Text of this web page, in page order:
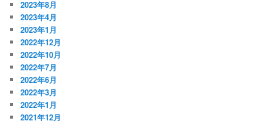
2023年8月
2023年4月
2023年1月
2022年12月
2022年10月
2022年7月
2022年6月
2022年3月
2022年1月
2021年12月